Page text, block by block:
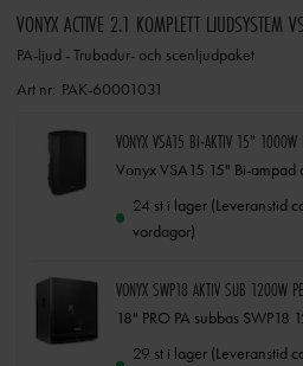
VONYX ACTIVE 2.1 KOMPLETT LJUDSYSTEM
PA-ljud - Trubadur- och scenljudpaket
Art nr: PAK-60001031
VONYX VSA15 BI-AKTIV 15" 1000W
Vonyx VSA15 15" Bi-ampad
24 st i lager (Leveranstid
vardagar)
VONYX SWP18 AKTIV SUB 1200W
18" PRO PA subbas SWP18
29 st i lager (Leveranstid